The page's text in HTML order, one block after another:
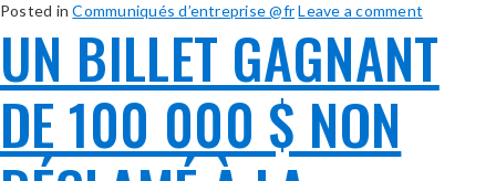
Posted inCommuniqués d’entreprise @frLeave a comment
UN BILLET GAGNANT
DE 100 000 $ NON